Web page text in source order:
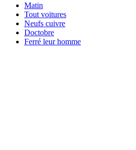
Matin
Tout voitures
Neufs cuivre
Doctobre
Ferré leur homme